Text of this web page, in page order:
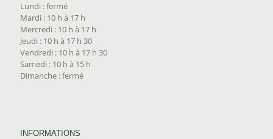
Lundi : fermé
Mardi : 10 h à 17 h
Mercredi : 10 h à 17 h
Jeudi : 10 h à 17 h 30
Vendredi : 10 h à 17 h 30
Samedi : 10 h à 15 h
Dimanche : fermé
INFORMATIONS